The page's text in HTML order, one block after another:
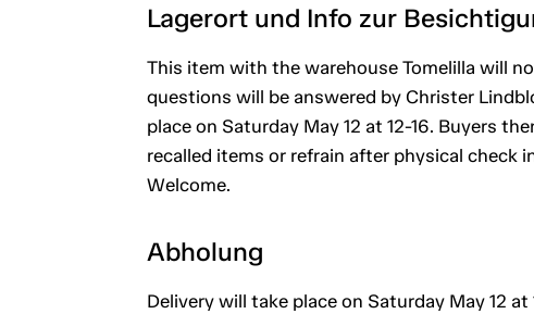
Lagerort und Info zur
This item with the warehouse Tomelilla will
questions will be answered by Christer
place on Saturday May 12 at 12-16. Buyers
recalled items or refrain after physical check
Welcome.
Abholung
Delivery will take place on Saturday May 12 at